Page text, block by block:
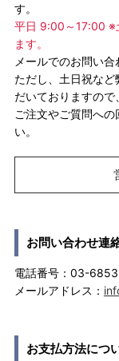
す。
平日 9:00～17:00 ※
ます。
メールでのお問い
ただし、土日祝な
だいておりますので、
ご注文やご質問へ
い。
お問い合わせ連
電話番号：03-
メールアドレス：
お支払方法につ